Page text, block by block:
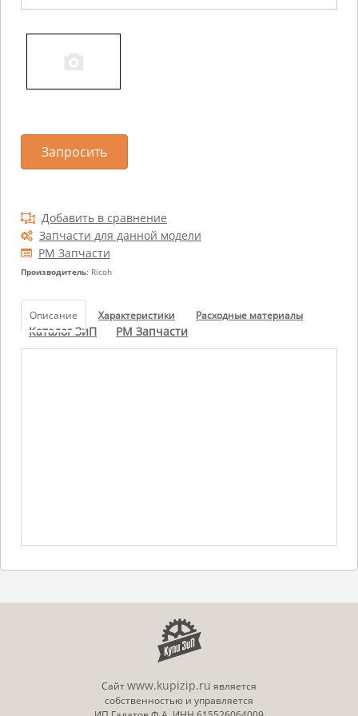
Добавить в сравнение
Запчасти для данной модели
РМ Запчасти
Производитель: Ricoh
Запросить
Описание Характеристики Расходные материалы
Каталог ЗиП РМ Запчасти
Сайтwww.kupizip.ru является
собственностью и управляется